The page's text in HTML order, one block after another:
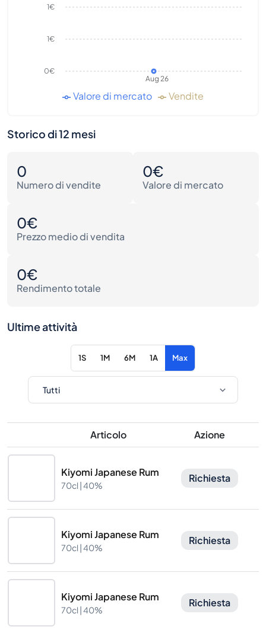
Aug 26
0€
1€
1€
Valore di mercato Vendite
Storico di 12 mesi
0
Numero di vendite
0€
Valore di mercato
0€
Prezzo medio di vendita
0€
Rendimento totale
Ultime attività
1S 1M 6M 1A Max
Articolo Azione
Kiyomi Japanese Rum
70cl |40%
Richiesta
Kiyomi Japanese Rum
70cl |40%
Richiesta
Kiyomi Japanese Rum
70cl |40%
Richiesta